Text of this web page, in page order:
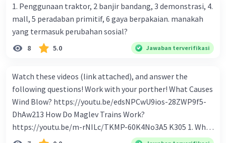
ceteris paribus maka .... a. Menimbulkan inflasi di mana
bentuk kurva jumlah uang beredar (penawaran uang) naik
dari kiri bawah ke kanan atas b. Menimbulkan deflasi di
mana bentuk kurva jumlah uang beredar (penawaran
meningkat di mana bentuk kurva jumlah uang beredar
(penawaran uang) naik dari kiri bawah ke kanan atas d.
Tingkat bunga turun di mana bentuk kurva jumlah uang
beredar (penawaran uang) naik dari kiri bawah ke kanan
atas e. Tingkat bunga turun di mana bentuk kurva jumlah
uang beredar (penawaran uang) vertikal Kebijakan fiskal
1. Penggunaan traktor, 2 banjir bandang, 3 demonstrasi, 4.
mall, 5 peradaban primitif, 6 gaya berpakaian. manakah
yang termasuk perubahan sosial?
8 5.0 Jawaban terverifikasi
Watch these videos (link attached), and answer the
following questions! Work with your porther! What Causes
Wind Blow? https://youtu.be/edsNPCwU9ios-28ZWP9f5-
DhAw213 How Do Maglev Trains Work?
https://youtu.be/m-rNILc/TKMP-60K4No3A5 K305 1. What
happens to air molecules when air heats them up? 2. Why